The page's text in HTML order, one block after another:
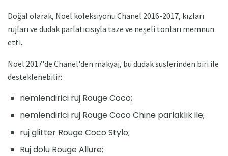
Doğal olarak, Noel koleksiyonu Chanel 2016-2017, kızları
rujları ve dudak parlatıcısıyla taze ve neşeli tonları memnun
etti.
Noel 2017'de Chanel'den makyaj, bu dudak süslerinden biri ile
desteklenebilir:
nemlendirici ruj Rouge Coco;
nemlendirici ruj Rouge Coco Chine parlaklık ile;
ruj glitter Rouge Coco Stylo;
Ruj dolu Rouge Allure;